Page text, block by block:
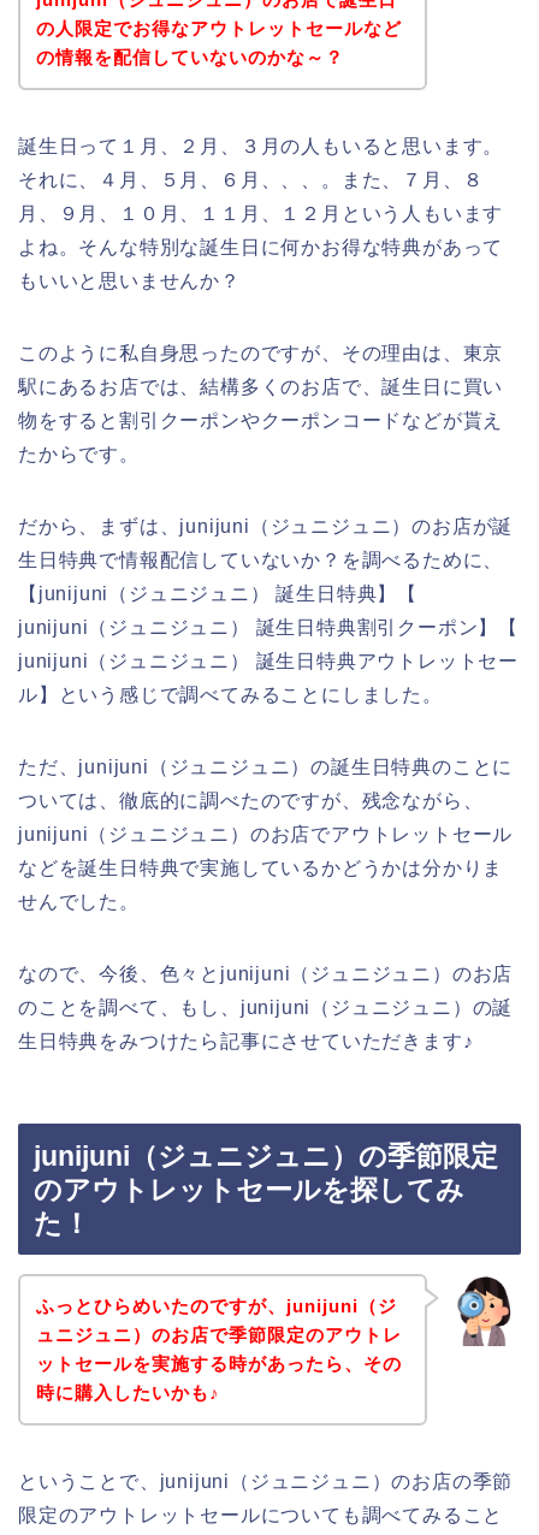
の人限定でお得なアウトレットセールなど
の情報を配信していないのかな～？
誕生日って１月、２月、３月の人もいると思います。
それに、４月、５月、６月、、、。また、７月、８
月、９月、１０月、１１月、１２月という人もいます
よね。そんな特別な誕生日に何かお得な特典があって
もいいと思いませんか？
このように私自身思ったのですが、その理由は、東京
駅にあるお店では、結構多くのお店で、誕生日に買い
物をすると割引クーポンやクーポンコードなどが貰え
たからです。
だから、まずは、junijuni（ジュニジュニ）のお店が誕
生日特典で情報配信していないか？を調べるために、
【junijuni（ジュニジュニ） 誕生日特典】【
junijuni（ジュニジュニ） 誕生日特典割引クーポン】【
junijuni（ジュニジュニ） 誕生日特典アウトレットセー
ル】という感じで調べてみることにしました。
ただ、junijuni（ジュニジュニ）の誕生日特典のことに
ついては、徹底的に調べたのですが、残念ながら、
junijuni（ジュニジュニ）のお店でアウトレットセール
などを誕生日特典で実施しているかどうかは分かりま
せんでした。
なので、今後、色々とjunijuni（ジュニジュニ）のお店
のことを調べて、もし、junijuni（ジュニジュニ）の誕
生日特典をみつけたら記事にさせていただきます♪
junijuni（ジュニジュニ）の季節限定
のアウトレットセールを探してみ
た！
ふっとひらめいたのですが、junijuni（ジ
ュニジュニ）のお店で季節限定のアウトレ
ットセールを実施する時があったら、その
時に購入したいかも♪
ということで、junijuni（ジュニジュニ）のお店の季節
限定のアウトレットセールについても調べてみること